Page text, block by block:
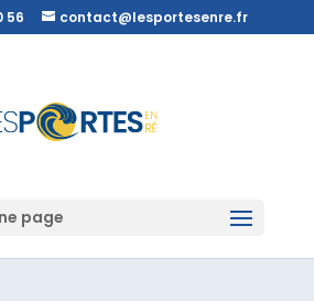
56 contact@lesportesenre.fr
page